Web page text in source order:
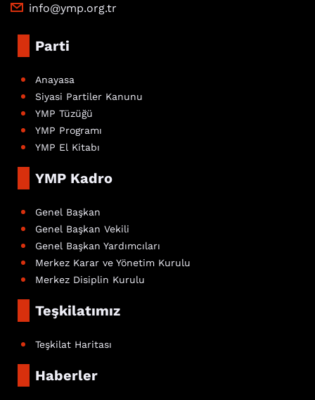
info@ymp.org.tr
Parti
Anayasa
Siyasi Partiler Kanunu
YMP Tüzüğü
YMP Programı
YMP El Kitabı
YMP Kadro
Genel Başkan
Genel Başkan Vekili
Genel Başkan Yardımcıları
Merkez Karar ve Yönetim Kurulu
Merkez Disiplin Kurulu
Teşkilatımız
Teşkilat Haritası
Haberler